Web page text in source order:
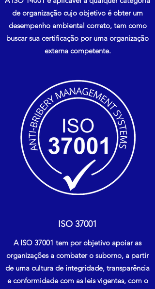
de organização cujo objetivo é obter um
desempenho ambiental correto, tem como
buscar sua certificação por uma organização
externa competente.
ISO 37001
A ISO 37001 tem por objetivo apoiar as
organizações a combater o suborno, a partir
de uma cultura de integridade, transparência
e conformidade com as leis vigentes, com o